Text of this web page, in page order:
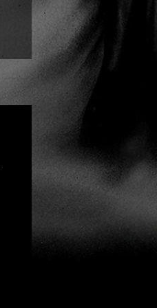
Preço
R$ 330,00